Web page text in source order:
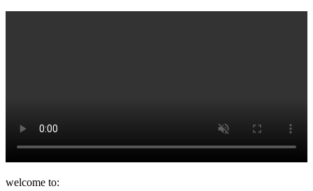
welcome to: